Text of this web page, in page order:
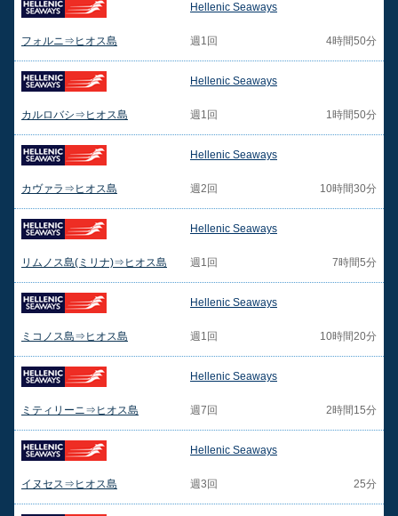
Hellenic Seaways
フォルニ⇒ヒオス島 週1回 4時間50分
Hellenic Seaways
カルロバシ⇒ヒオス島 週1回 1時間50分
Hellenic Seaways
カヴァラ⇒ヒオス島 週2回 10時間30分
Hellenic Seaways
リムノス島(ミリナ)⇒ヒオス島 週1回 7時間5分
Hellenic Seaways
ミコノス島⇒ヒオス島 週1回 10時間20分
Hellenic Seaways
ミティリーニ⇒ヒオス島 週7回 2時間15分
Hellenic Seaways
イヌセス⇒ヒオス島 週3回 25分